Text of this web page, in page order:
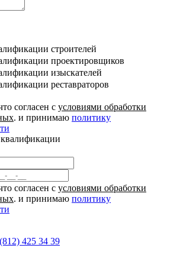
строителей
проектировщиков
изыскателей
реставраторов
согласен с условиями обработки
. и принимаю политику
согласен с условиями обработки
. и принимаю политику
425 34 39